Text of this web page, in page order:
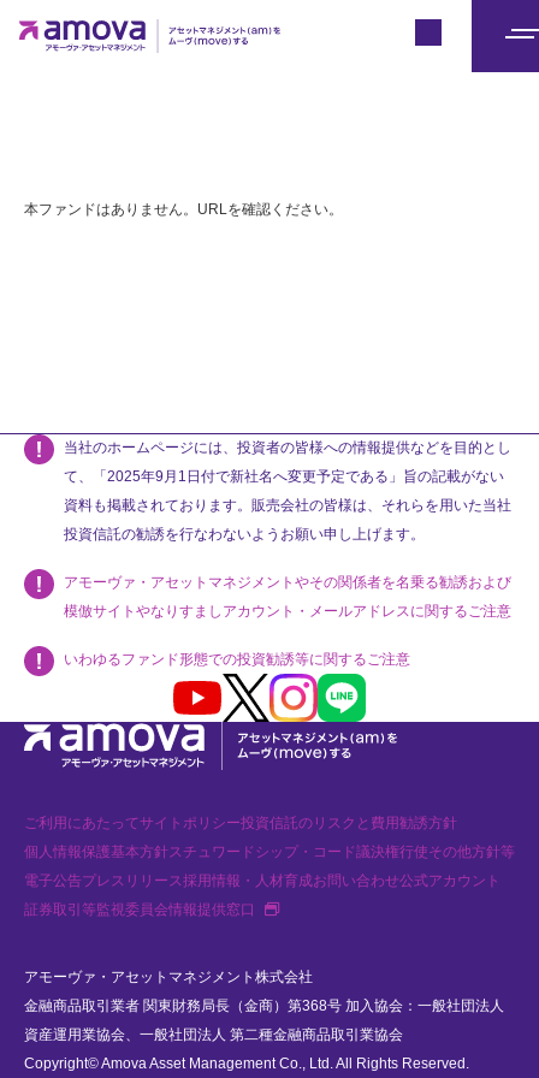
本ファンドはありません。URLを確認ください。
当社のホームページには、投資者の皆様への情報提供などを目的とし
て、「2025年9月1日付で新社名へ変更予定である」旨の記載がない
資料も掲載されております。販売会社の皆様は、それらを用いた当社
投資信託の勧誘を行なわないようお願い申し上げます。
アモーヴァ・アセットマネジメントやその関係者を名乗る勧誘および
模倣サイトやなりすましアカウント・メールアドレスに関するご注意
いわゆるファンド形態での投資勧誘等に関するご注意
Youtube X InstagramLINE
ご利用にあたってサイトポリシー投資信託のリスクと費用勧誘方針
個人情報保護基本方針スチュワードシップ・コード議決権行使その他方針等
電子公告プレスリリース採用情報・人材育成お問い合わせ公式アカウント
証券取引等監視委員会情報提供窓口
新規タブで開く
アモーヴァ・アセットマネジメント株式会社
金融商品取引業者 関東財務局長（金商）第368号 加入協会：一般社団法人
資産運用業協会、一般社団法人 第二種金融商品取引業協会
Copyright© Amova Asset Management Co., Ltd. All Rights Reserved.